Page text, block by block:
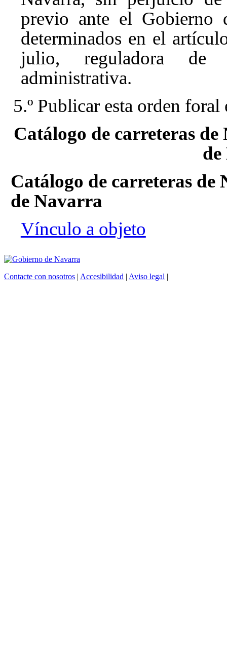
previo ante el Gobierno
determinados en el
julio, reguladora de
administrativa.
5.º Publicar esta orden
Catálogo de carreteras
Catálogo de carreteras
de Navarra
Vínculo a objeto
Contacte con nosotros | Accesibilidad | Aviso legal |